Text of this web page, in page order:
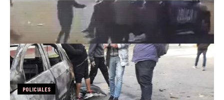
POLICIALES